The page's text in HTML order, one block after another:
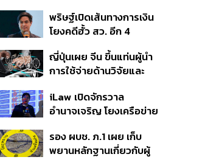
พริษฐ์เปิดเส้นทางการเงิน
โยงคดีฮั้ว สว. อีก 4
อำนาจเจริญโอนเงินให้เจ้า
หน้าที่ กกต. ฝ่ายสืบสวน
ญี่ปุ่นเผย จีน ขึ้นแท่นผู้นำ
การใช้จ่ายด้านวิจัยและ
งานวิจัยถูกอ้างอิงสูงสุด
แซงสหรัฐฯ
iLaw เปิดจักรวาล
อำนาจเจริญ โยงเครือข่าย
สังเกตลงสมัครตรง
คุณสมบัติหรือไม่
รอง ผบช. ภ.1 เผย เก็บ
พยานหลักฐานเกี่ยวกับผู้